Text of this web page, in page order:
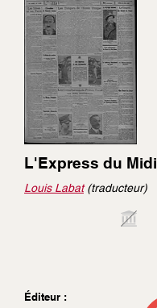
L'Express du Midi
Louis Labat(traducteur)
Éditeur :